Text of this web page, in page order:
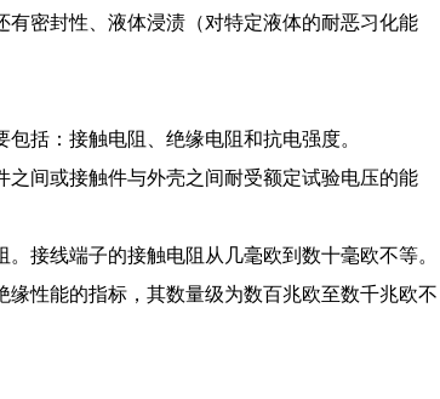
密封性、液体浸渍（对特定液体的耐恶习化能
括：接触电阻、绝缘电阻和抗电强度。
间或接触件与外壳之间耐受额定试验电压的能
接线端子的接触电阻从几毫欧到数十毫欧不等。
性能的指标，其数量级为数百兆欧至数千兆欧不